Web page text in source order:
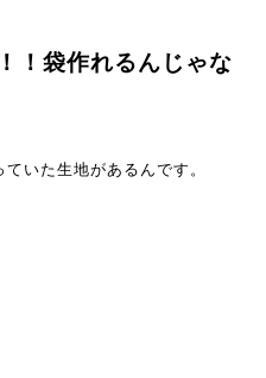
！袋作れるんじゃな
いた生地があるんです。